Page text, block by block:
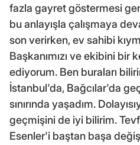
fazla gayret göstermesi
bu anlayışla çalışmaya
son verirken, ev sahibi
Başkanımızı ve ekibini bir
ediyorum. Ben buraları
İstanbul'da, Bağcılar'da
sınırında yaşadım.
geçmişini de iyi bilirim.
Esenler'i baştan başa